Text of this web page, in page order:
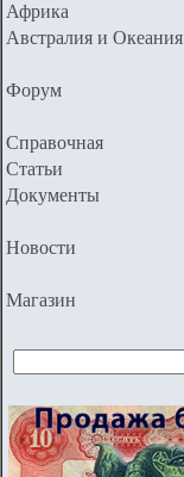
Африка
Австралия и Океания
Форум
Справочная
Статьи
Документы
Новости
Магазин